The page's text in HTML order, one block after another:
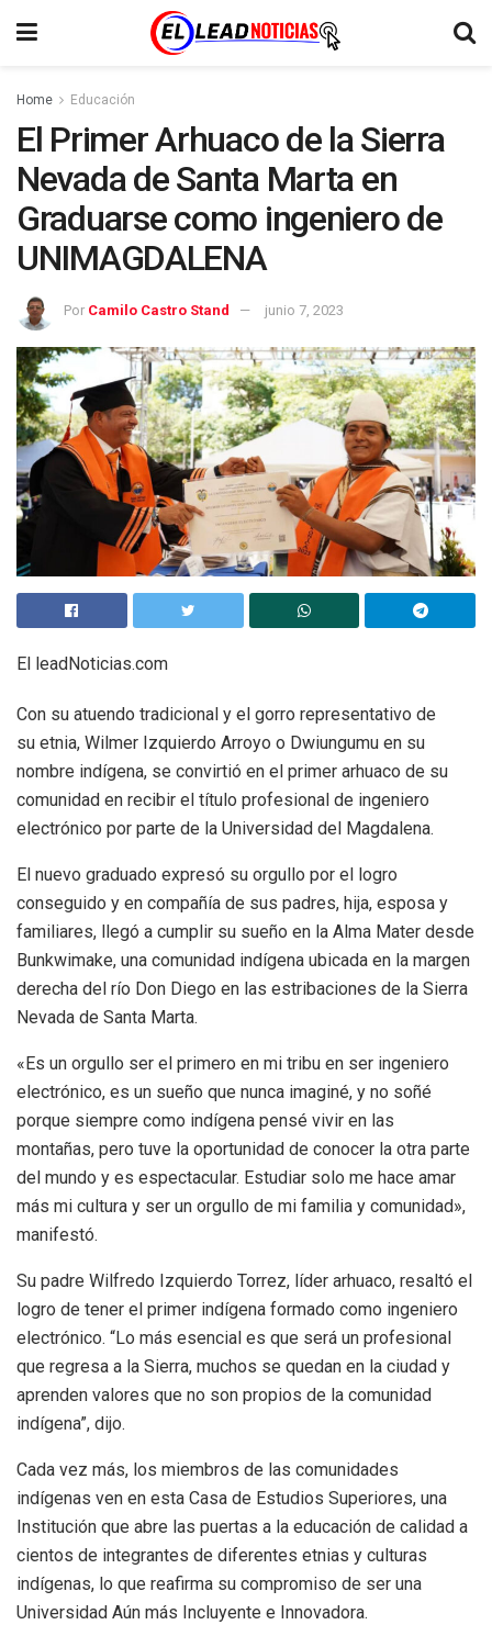
Home Educación
El Primer Arhuaco de la Sierra
Nevada de Santa Marta en
Graduarse como ingeniero de
UNIMAGDALENA
Por Camilo Castro Stand junio 7, 2023
El leadNoticias.com
Con su atuendo tradicional y el gorro representativo de
su etnia, Wilmer Izquierdo Arroyo o Dwiungumu en su
nombre indígena, se convirtió en el primer arhuaco de su
comunidad en recibir el título profesional de ingeniero
electrónico por parte de la Universidad del Magdalena.
El nuevo graduado expresó su orgullo por el logro
conseguido y en compañía de sus padres, hija, esposa y
familiares, llegó a cumplir su sueño en la Alma Mater desde
Bunkwimake, una comunidad indígena ubicada en la margen
derecha del río Don Diego en las estribaciones de la Sierra
Nevada de Santa Marta.
«Es un orgullo ser el primero en mi tribu en ser ingeniero
electrónico, es un sueño que nunca imaginé, y no soñé
porque siempre como indígena pensé vivir en las
montañas, pero tuve la oportunidad de conocer la otra parte
del mundo y es espectacular. Estudiar solo me hace amar
más mi cultura y ser un orgullo de mi familia y comunidad»,
manifestó.
Su padre Wilfredo Izquierdo Torrez, líder arhuaco, resaltó el
logro de tener el primer indígena formado como ingeniero
electrónico. “Lo más esencial es que será un profesional
que regresa a la Sierra, muchos se quedan en la ciudad y
aprenden valores que no son propios de la comunidad
indígena”, dijo.
Cada vez más, los miembros de las comunidades
indígenas ven en esta Casa de Estudios Superiores, una
Institución que abre las puertas a la educación de calidad a
cientos de integrantes de diferentes etnias y culturas
indígenas, lo que reafirma su compromiso de ser una
Universidad Aún más Incluyente e Innovadora.